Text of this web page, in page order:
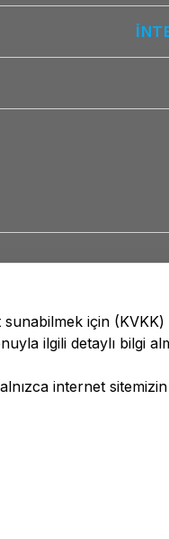
sunabilmek için (KVKK)
ilgili detaylı bilgi
internet